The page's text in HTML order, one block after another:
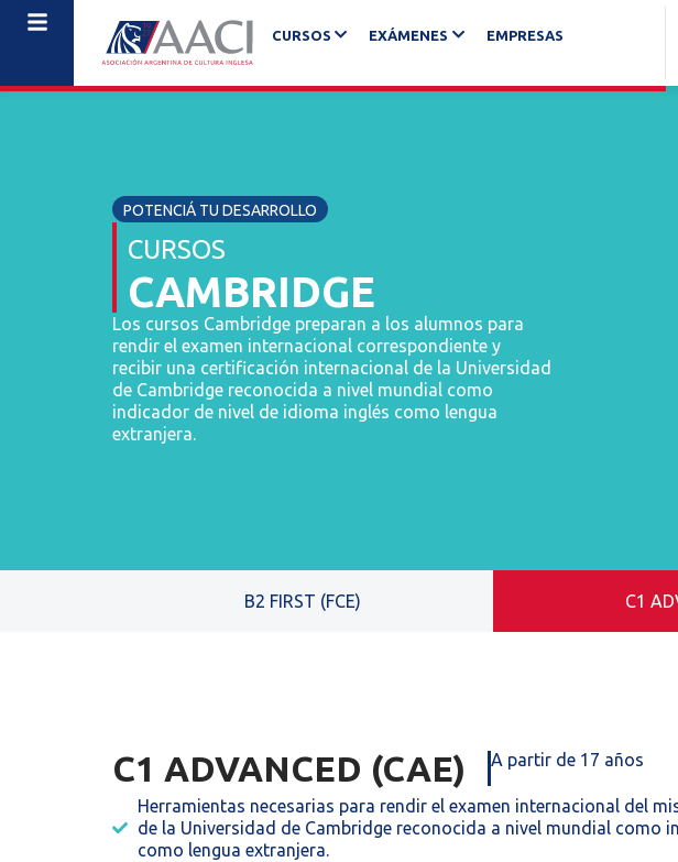
CURSOS EXÁMENES EMPRESAS
POTENCIÁ TU DESARROLLO
CURSOS
CAMBRIDGE
Los cursos Cambridge preparan a los alumnos para
rendir el examen internacional correspondiente y
recibir una certificación internacional de la Universidad
de Cambridge reconocida a nivel mundial como
indicador de nivel de idioma inglés como lengua
extranjera.
B2 FIRST (FCE) C1
C1 ADVANCED (CAE) A partir de 17 años
Herramientas necesarias para rendir el examen internacional del
de la Universidad de Cambridge reconocida a nivel mundial como
como lengua extranjera.